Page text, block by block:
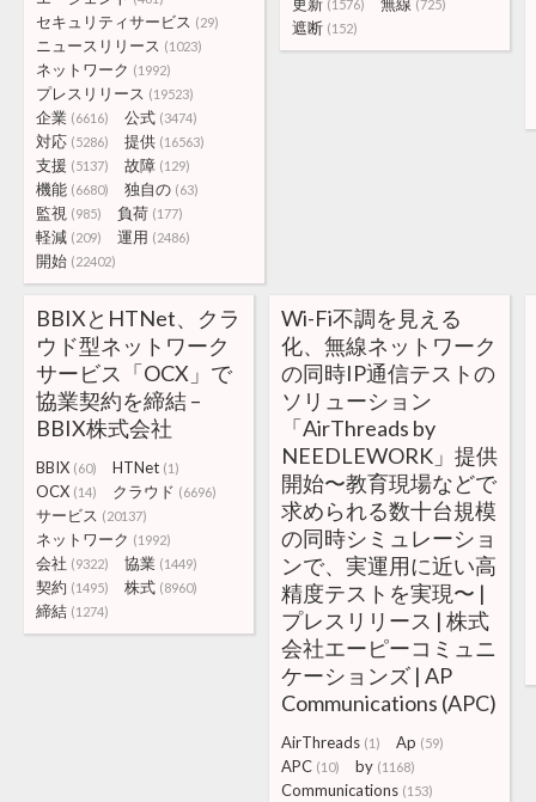
セキュリティサービス (29)
ニュースリリース (1023)
ネットワーク (1992)
プレスリリース (19523)
企業 (6616) 公式 (3474)
対応 (5286) 提供 (16563)
支援 (5137) 故障 (129)
機能 (6680) 独自の (63)
監視 (985) 負荷 (177)
軽減 (209) 運用 (2486)
開始 (22402)
(1576) (725)
遮断 (152)
BBIXとHTNet、クラ
ウド型ネットワーク
サービス「OCX」で
協業契約を締結 –
BBIX株式会社
BBIX (60) HTNet (1)
OCX (14) クラウド (6696)
サービス (20137)
ネットワーク (1992)
会社 (9322) 協業 (1449)
契約 (1495) 株式 (8960)
締結 (1274)
Wi-Fi不調を見える
化、無線ネットワーク
の同時IP通信テストの
ソリューション
「AirThreads by
NEEDLEWORK」提供
開始〜教育現場などで
求められる数十台規模
の同時シミュレーショ
ンで、実運用に近い高
精度テストを実現〜 |
プレスリリース | 株式
会社エーピーコミュニ
ケーションズ | AP
Communications (APC)
AirThreads (1) Ap (59)
APC (10) by (1168)
Communications (153)